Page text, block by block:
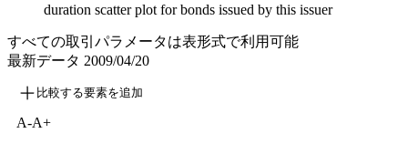
duration scatter plot for bonds issued by this issuer
すべての取引パラメータは表形式で利用可能
最新データ 2009/04/20
比較する要素を追加